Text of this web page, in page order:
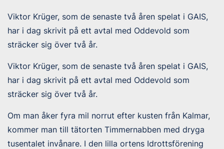
Viktor Krüger, som de senaste två åren spelat i GAIS,
har i dag skrivit på ett avtal med Oddevold som
sträcker sig över två år.
Viktor Krüger, som de senaste två åren spelat i GAIS,
har i dag skrivit på ett avtal med Oddevold som
sträcker sig över två år.
Om man åker fyra mil norrut efter kusten från Kalmar,
kommer man till tätorten Timmernabben med dryga
tusentalet invånare. I den lilla ortens Idrottsförening